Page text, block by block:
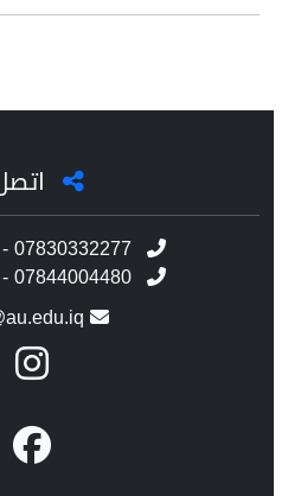
07830332277
07844004480